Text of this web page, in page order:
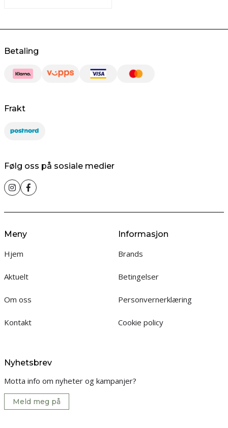
Betaling
Frakt
Følg oss på sosiale medier
Meny
Hjem
Aktuelt
Om oss
Kontakt
Informasjon
Brands
Betingelser
Personvernerklæring
Cookie policy
Nyhetsbrev
Motta info om nyheter og kampanjer?
Meld meg på